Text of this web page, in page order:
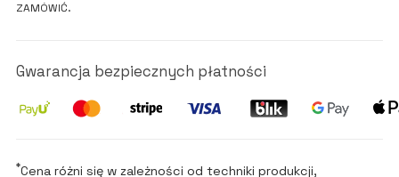
ZAMÓWIĆ.
Gwarancja bezpiecznych płatności
*Cena różni się w zależności od techniki produkcji,